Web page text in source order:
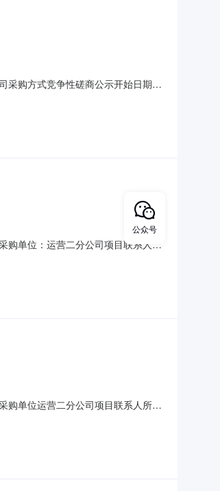
采购方式竞争性磋商公示开始日期
购单位：运营二分公司项目联系人：
事业单位须具备事业单位法
购单位运营二分公司项目联系人所属
所复原部位正常情况下质保期内无
公众号